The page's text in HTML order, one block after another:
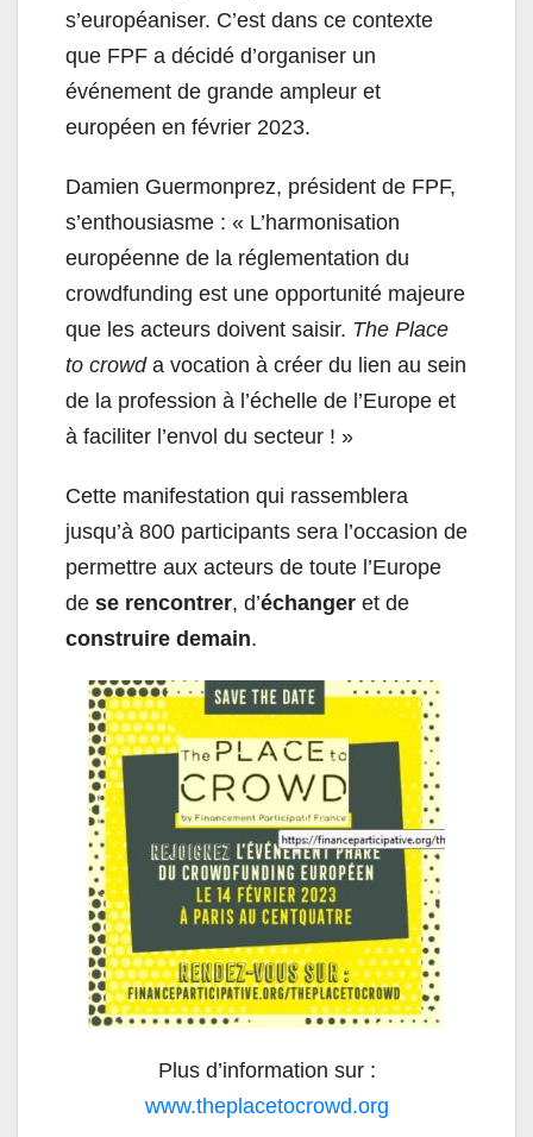
s’européaniser. C’est dans ce contexte
que FPF a décidé d’organiser un
événement de grande ampleur et
européen en février 2023.
Damien Guermonprez, président de FPF,
s’enthousiasme : « L’harmonisation
européenne de la réglementation du
crowdfunding est une opportunité majeure
que les acteurs doivent saisir. The Place
to crowda vocation à créer du lien au sein
de la profession à l’échelle de l’Europe et
à faciliter l’envol du secteur ! »
Cette manifestation qui rassemblera
jusqu’à 800 participants sera l’occasion de
permettre aux acteurs de toute l’Europe
de se rencontrer, d’échanger et de
construire demain.
Plus d’information sur :
www.theplacetocrowd.org